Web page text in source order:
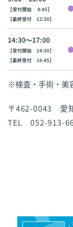
【受付開始 8:45】
【最終受付 12:30】
14:30〜17:00
【受付開始 14:30】
【最終受付 16:45】
※検査・手術・美
〒462-0043 愛
TEL 052-913-